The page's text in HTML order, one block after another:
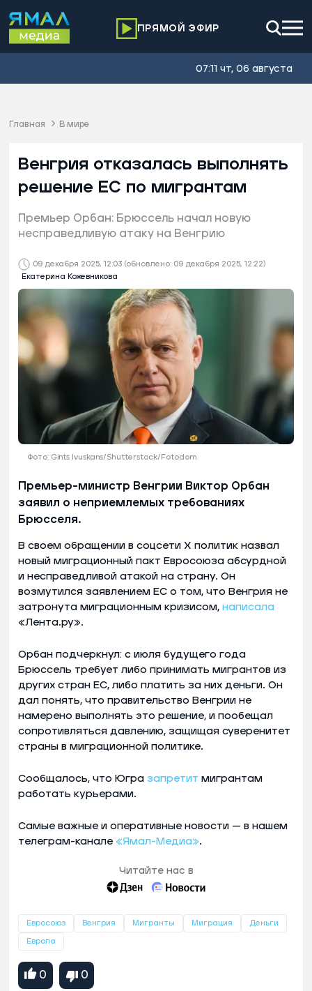
ПРЯМОЙ ЭФИР
07:11 чт, 06 августа
Главная В мире
09 декабря 2025, 12:03 (обновлено: 09 декабря 2025, 12:22)
Екатерина Кожевникова
Венгрия отказалась выполнять
решение ЕС по мигрантам
Премьер Орбан: Брюссель начал новую
несправедливую атаку на Венгрию
Фото: Gints Ivuskans/Shutterstock/Fotodom
Премьер-министр Венгрии Виктор Орбан
заявил о неприемлемых требованиях
Брюсселя.
В своем обращении в соцсети X политик назвал
новый миграционный пакт Евросоюза абсурдной
и несправедливой атакой на страну. Он
возмутился заявлением ЕС о том, что Венгрия не
затронута миграционным кризисом, написала
«Лента.ру».
Орбан подчеркнул: с июля будущего года
Брюссель требует либо принимать мигрантов из
других стран ЕС, либо платить за них деньги. Он
дал понять, что правительство Венгрии не
намерено выполнять это решение, и пообещал
сопротивляться давлению, защищая суверенитет
страны в миграционной политике.
Сообщалось, что Югра запретит мигрантам
работать курьерами.
Самые важные и оперативные новости — в нашем
телеграм-канале «Ямал-Медиа».
Читайте нас в
Евросоюз Венгрия Мигранты Миграция Деньги
Европа
0 0